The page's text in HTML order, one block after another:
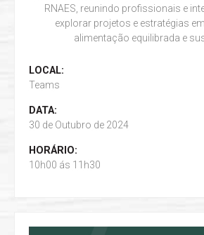
RNAES, reunindo profissionais e
explorar projetos e estratégias
alimentação equilibrada e
LOCAL:
Teams
DATA:
30 de Outubro de 2024
HORÁRIO:
10h00 ás 11h30